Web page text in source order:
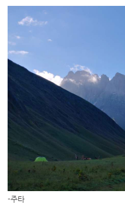
-주타